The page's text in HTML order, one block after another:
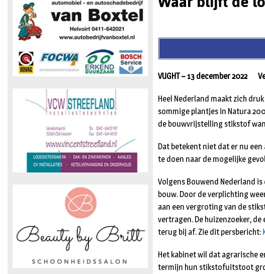
VUGHT – 13 december 2022
Heel Nederland maakt zich
sommige plantjes in Natura
de bouwvrijstelling stikstof
Dat betekent niet dat er nu
te doen naar de mogelijke
Volgens Bouwend Nederland
bouw. Door de verplichting
aan een vergroting van de
vertragen. De huizenzoeker,
terug bij af. Zie dit persbericht:
Het kabinet wil dat agrarische
termijn hun stikstofuitstoot